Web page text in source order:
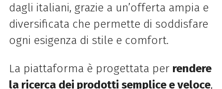
dagli italiani, grazie a un’offerta ampia e
diversificata che permette di soddisfare
ogni esigenza di stile e comfort.
La piattaforma è progettata per rendere
la ricerca dei prodotti semplice e veloce,